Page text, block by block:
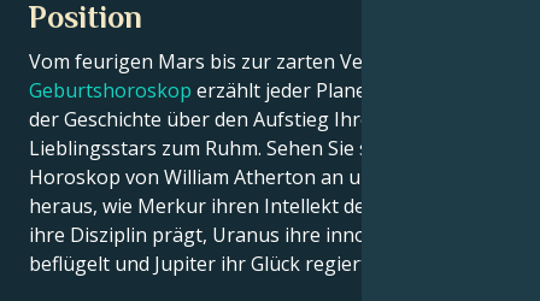
Position
Vom feurigen Mars bis zur zarten Venus – in diesem
Geburtshoroskop erzählt jeder Planet seinen Teil
der Geschichte über den Aufstieg Ihres
Lieblingsstars zum Ruhm. Sehen Sie sich das Astro-
Horoskop von William Atherton an und finden Sie
heraus, wie Merkur ihren Intellekt definiert, Saturn
ihre Disziplin prägt, Uranus ihre innovativen Ideen
beflügelt und Jupiter ihr Glück regiert.